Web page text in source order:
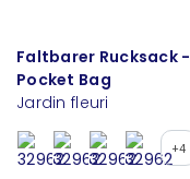
Faltbarer Rucksack -
Pocket Bag
Jardin fleuri
+4